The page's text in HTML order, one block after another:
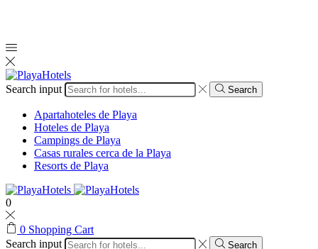
Search input Search
Apartahoteles de Playa
Hoteles de Playa
Campings de Playa
Casas rurales cerca de la Playa
Resorts de Playa
0
0 Shopping Cart
Search input
Search